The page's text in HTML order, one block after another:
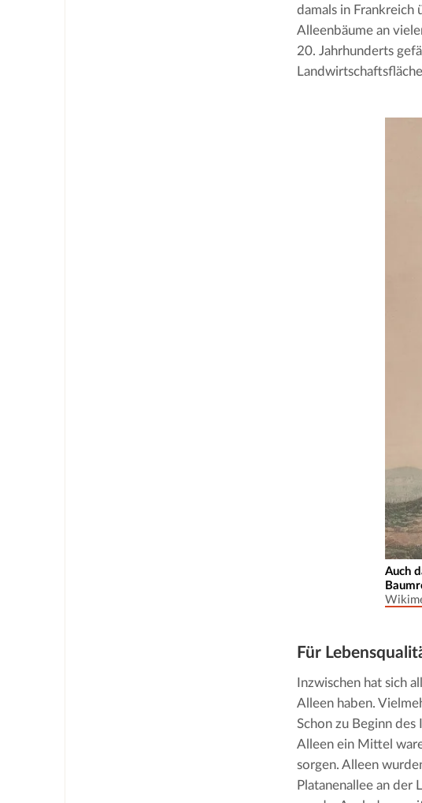
damals in Frankreich
Alleenbäume an
20. Jahrhunderts
Auch
Für
Inzwischen hat sich
Alleen haben.
Schon zu Beginn des
Alleen ein Mittel
sorgen. Alleen
Platanenallee an der